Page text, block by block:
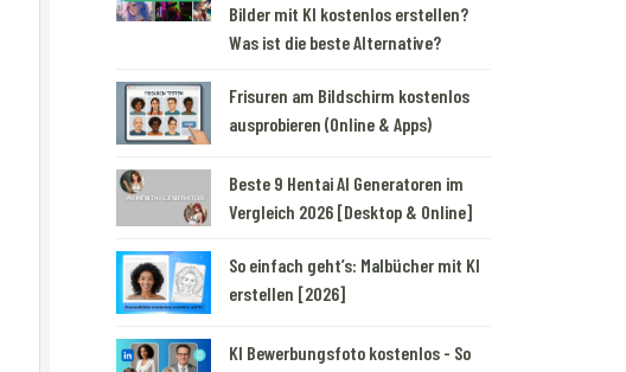
Bilder mit KI kostenlos erstellen?
Was ist die beste Alternative?
Frisuren am Bildschirm kostenlos
ausprobieren (Online & Apps)
Beste 9 Hentai AI Generatoren im
Vergleich 2026 [Desktop & Online]
So einfach geht’s: Malbücher mit KI
erstellen [2026]
KI Bewerbungsfoto kostenlos - So